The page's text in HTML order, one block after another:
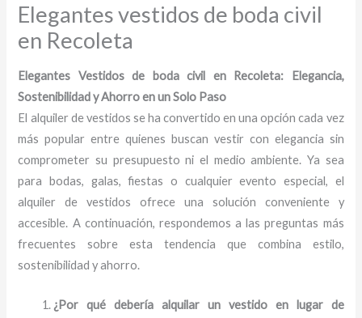
Elegantes vestidos de boda civil
en Recoleta
Elegantes Vestidos de boda civil en Recoleta: Elegancia,
Sostenibilidad y Ahorro en un Solo Paso
El alquiler de vestidos se ha convertido en una opción cada vez
más popular entre quienes buscan vestir con elegancia sin
comprometer su presupuesto ni el medio ambiente. Ya sea
para bodas, galas, fiestas o cualquier evento especial, el
alquiler de vestidos ofrece una solución conveniente y
accesible. A continuación, respondemos a las preguntas más
frecuentes sobre esta tendencia que combina estilo,
sostenibilidad y ahorro.
¿Por qué debería alquilar un vestido en lugar de